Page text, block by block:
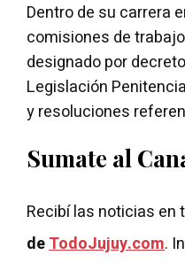
Dentro de su carrera
comisiones de
designado por
Legislación
y resoluciones
Sumate al
Recibí las noticias en
deTodoJujuy.com.